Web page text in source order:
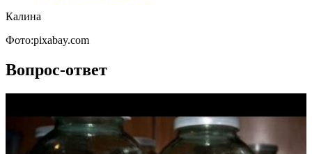
Калина
Фото:pixabay.com
Вопрос-ответ